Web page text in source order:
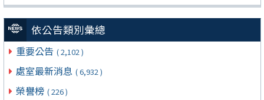
依公告類別彙總
重要公告 ( 2,102 )
處室最新消息 ( 6,932 )
榮譽榜 ( 226 )